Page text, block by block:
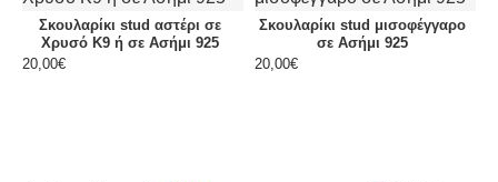
Σκουλαρίκι stud αστέρι σε
Χρυσό Κ9 ή σε Ασήμι 925
20,00€
Σκουλαρίκι stud μισοφέγγαρο
σε Ασήμι 925
20,00€